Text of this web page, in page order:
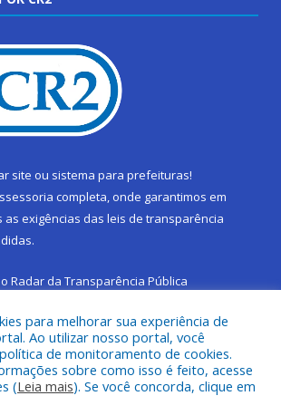
site ou sistema para prefeituras!
completa, onde garantimos em
exigências das leis de transparência
Radar da Transparência Pública
reservados a Prefeitura Municipal de São
Sebastião da Boa Vista.
para melhorar sua experiência de
Ao utilizar nosso portal, você
de monitoramento de cookies.
sobre como isso é feito, acesse
(Leia mais). Se você concorda, clique em